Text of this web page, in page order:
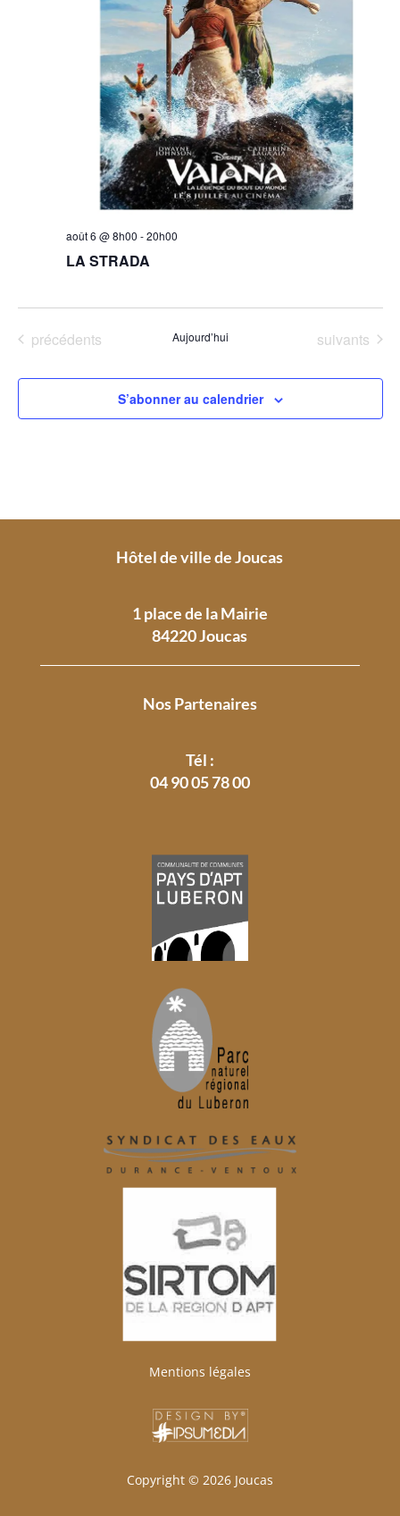
LA STRADA
août 6 @ 8h00 -20h00
Évènements
précédents Aujourd’hui Évènements
suivants
S’abonner au calendrier
Hôtel de ville de Joucas
1 place de la Mairie
84220 Joucas
Nos Partenaires
Tél :
04 90 05 78 00
Mentions légales
Copyright © 2026 Joucas